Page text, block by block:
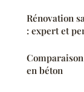
Rénovation
: expert et
en béton